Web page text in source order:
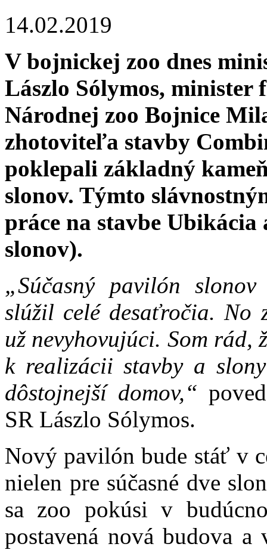
14.02.2019
V bojnickej zoo dnes
Lászlo Sólymos,
Národnej zoo Bojnice
zhotoviteľa stavby
poklepali základný
slonov. Týmto
práce na stavbe
slonov).
„Súčasný pavilón
slúžil celé desaťročia. No
už nevyhovujúci. Som rád,
k realizácii stavby a
dôstojnejší domov,“
SR Lászlo Sólymos.
Nový pavilón bude stáť v
nielen pre súčasné dve
sa zoo pokúsi v
postavená nová budova